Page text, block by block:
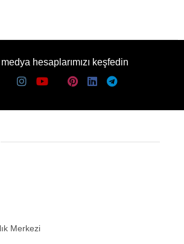
hesaplarımızı keşfedin
Merkezi